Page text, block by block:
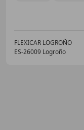
FLEXICAR LOGROÑO
ES-26009 Logroño